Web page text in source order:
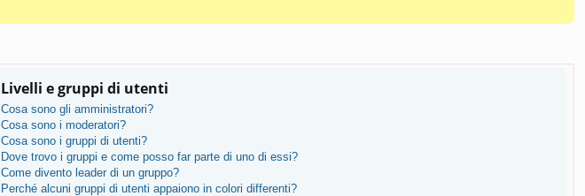
Livelli e gruppi di utenti
Cosa sono gli amministratori?
Cosa sono i moderatori?
Cosa sono i gruppi di utenti?
Dove trovo i gruppi e come posso far parte di uno di essi?
Come divento leader di un gruppo?
Perché alcuni gruppi di utenti appaiono in colori differenti?